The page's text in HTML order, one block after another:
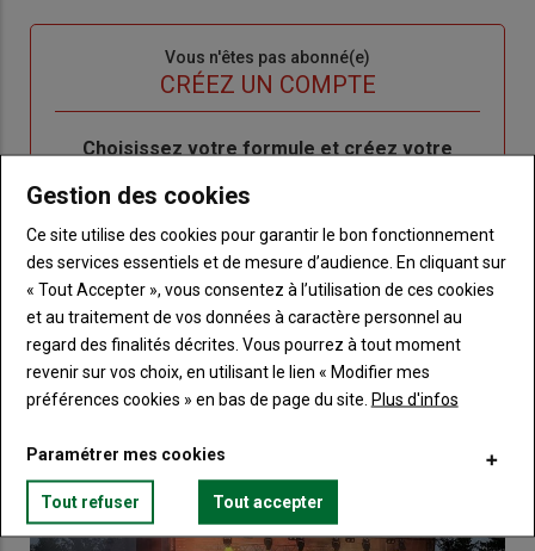
Vous n'êtes pas abonné(e)
CRÉEZ UN COMPTE
BodyChoisissez votre formule et créez votre
Touraine.
Créez un compte
VOUS AIMEREZ AUSSI
Gestion des cookies
Ce site utilise des cookies pour garantir le bon fonctionnement
des services essentiels et de mesure d’audience. En cliquant sur
« Tout Accepter », vous consentez à l’utilisation de ces cookies
et au traitement de vos données à caractère personnel au
regard des finalités décrites. Vous pourrez à tout moment
revenir sur vos choix, en utilisant le lien « Modifier mes
préférences cookies » en bas de page du site. Plus d'infos
Paramétrer mes cookies
Tout refuser Tout accepter